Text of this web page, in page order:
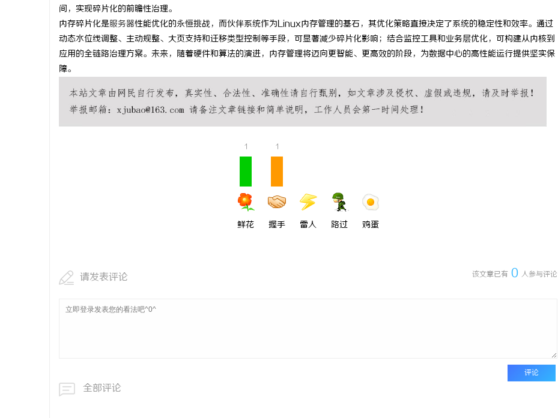
间，实现碎片化的前瞻性治理。
内存碎片化是服务器性能优化的永恒挑战，而伙伴系统作为Linux内存管理的基石，其优化策略直接决定了系统的稳定性和效率。通过
动态水位线调整、主动规整、大页支持和迁移类型控制等手段，可显著减少碎片化影响；结合监控工具和业务层优化，可构建从内核到
应用的全链路治理方案。未来，随着硬件和算法的演进，内存管理将迈向更智能、更高效的阶段，为数据中心的高性能运行提供坚实保
障。
1
鲜花
1
握手 雷人 路过 鸡蛋
该文章已有 0 人参与评论
请发表评论
评论
全部评论